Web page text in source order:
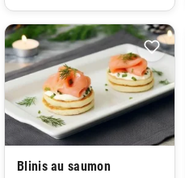
Blinis au saumon